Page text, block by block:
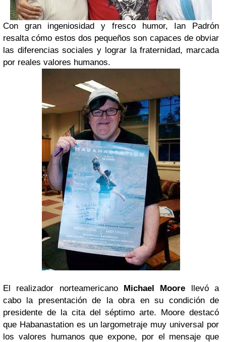
Con gran ingeniosidad y fresco humor, Ian Padrón
resalta cómo estos dos pequeños son capaces de obviar
las diferencias sociales y lograr la fraternidad, marcada
por reales valores humanos.
El realizador norteamericano Michael Moore llevó a
cabo la presentación de la obra en su condición de
presidente de la cita del séptimo arte. Moore destacó
que Habanastation es un largometraje muy universal por
los valores humanos que expone, por el mensaje que